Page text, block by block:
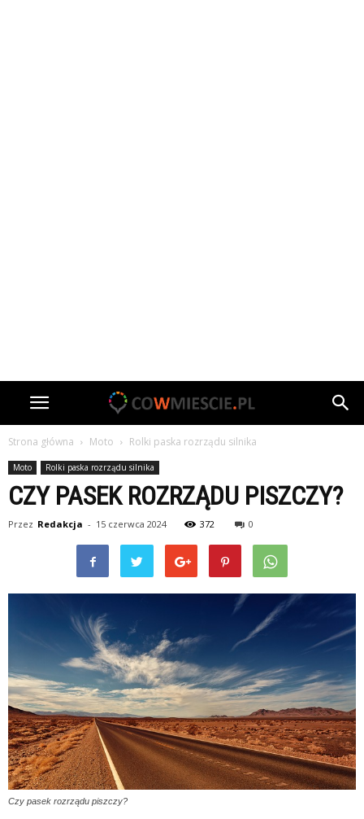
Strona główna Moto Rolki paska rozrządu silnika
Moto Rolki paska rozrządu silnika
CZY PASEK ROZRZĄDU PISZCZY?
Przez Redakcja - 15 czerwca 2024 372 0
Czy pasek rozrządu piszczy?